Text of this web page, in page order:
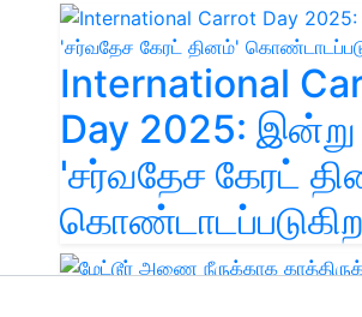
International
Day 2025:
'சர்வதேச கேரட்